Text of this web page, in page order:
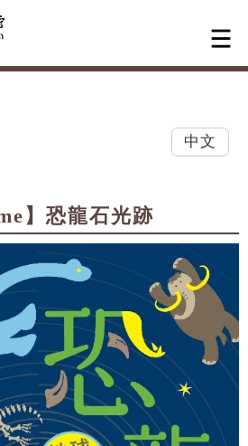
中文
】恐龍石光跡